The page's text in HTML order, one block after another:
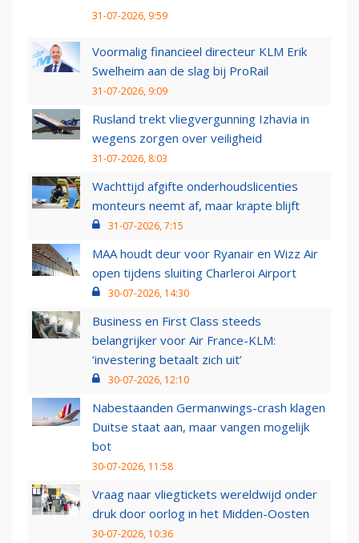
31-07-2026, 9:59
Voormalig financieel directeur KLM Erik
Swelheim aan de slag bij ProRail
31-07-2026, 9:09
Rusland trekt vliegvergunning Izhavia in
wegens zorgen over veiligheid
31-07-2026, 8:03
Wachttijd afgifte onderhoudslicenties
monteurs neemt af, maar krapte blijft
31-07-2026, 7:15
MAA houdt deur voor Ryanair en Wizz Air
open tijdens sluiting Charleroi Airport
30-07-2026, 14:30
Business en First Class steeds
belangrijker voor Air France-KLM:
‘investering betaalt zich uit’
30-07-2026, 12:10
Nabestaanden Germanwings-crash klagen
Duitse staat aan, maar vangen mogelijk
bot
30-07-2026, 11:58
Vraag naar vliegtickets wereldwijd onder
druk door oorlog in het Midden-Oosten
30-07-2026, 10:36